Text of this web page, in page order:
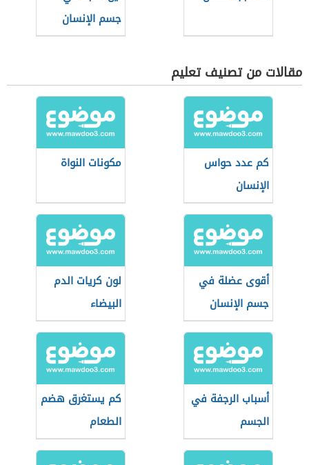
جسم الإنسان
مقالات من تصنيف تعليم
كم عدد حواس
الإنسان
مكونات النواة
أقوى عضلة في
جسم الإنسان
لون كريات الدم
البيضاء
أسباب الرجفة في
الجسم
كم يستغرق هضم
الطعام